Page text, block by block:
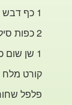
1 כף דבש
2 כפות סילאן
1 שן שום כתושה
קורט מלח
פלפל